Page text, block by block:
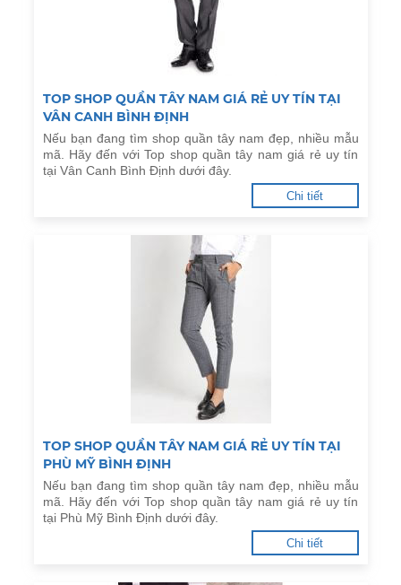
TOP SHOP QUẦN TÂY NAM GIÁ RẺ UY TÍN TẠI
VÂN CANH BÌNH ĐỊNH
Nếu bạn đang tìm shop quần tây nam đẹp, nhiều mẫu
mã. Hãy đến với Top shop quần tây nam giá rẻ uy tín
tại Vân Canh Bình Định dưới đây.
Chi tiết
TOP SHOP QUẦN TÂY NAM GIÁ RẺ UY TÍN TẠI
PHÙ MỸ BÌNH ĐỊNH
Nếu bạn đang tìm shop quần tây nam đẹp, nhiều mẫu
mã. Hãy đến với Top shop quần tây nam giá rẻ uy tín
tại Phù Mỹ Bình Định dưới đây.
Chi tiết